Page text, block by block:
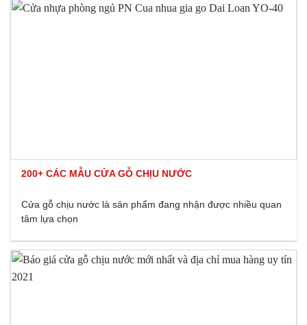
200+ CÁC MẪU CỬA GỖ CHỊU NƯỚC
Cửa gỗ chịu nước là sản phẩm đang nhận được nhiều quan
tâm lựa chọn